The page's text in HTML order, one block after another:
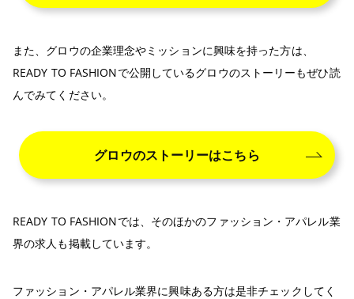
また、グロウの企業理念やミッションに興味を持った方は、
READY TO FASHIONで公開しているグロウのストーリーもぜひ読
んでみてください。
グロウのストーリーはこちら
READY TO FASHIONでは、そのほかのファッション・アパレル業
界の求人も掲載しています。
ファッション・アパレル業界に興味ある方は是非チェックしてく